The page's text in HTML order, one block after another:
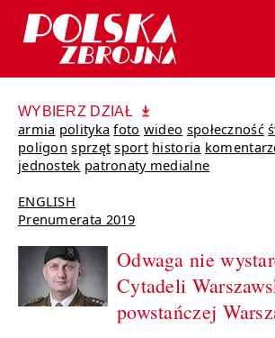
WYBIERZ DZIAŁ
armia polityka foto wideo społeczność
poligon sprzęt sport historia
jednostek patronaty medialne
ENGLISH
Prenumerata 2019
Odwaga nie
Cytadeli
powstańczej